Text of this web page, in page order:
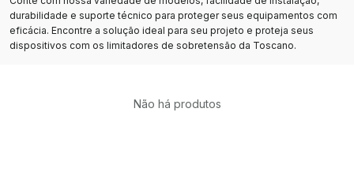
durabilidade e suporte técnico para proteger seus equipamentos com
eficácia. Encontre a solução ideal para seu projeto e proteja seus
dispositivos com os limitadores de sobretensão da Toscano.
Não há produtos